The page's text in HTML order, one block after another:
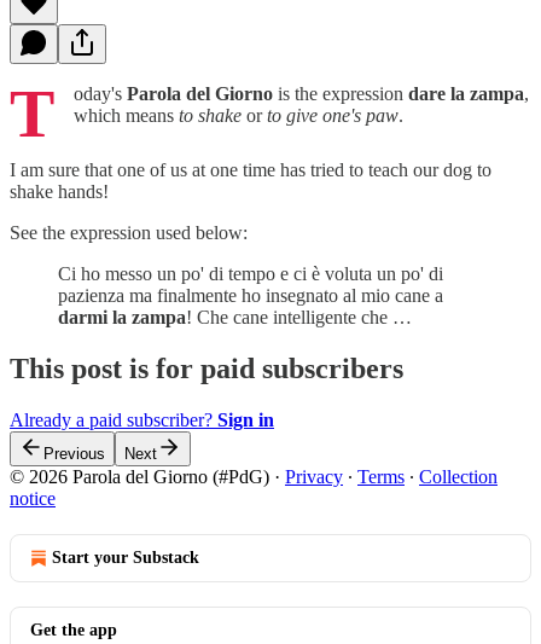
T oday's Parola del Giorno is the expression dare la zampa,
which means to shake orto give one's paw.
I am sure that one of us at one time has tried to teach our dog to
shake hands!
See the expression used below:
Ci ho messo un po' di tempo e ci è voluta un po' di
pazienza ma finalmente ho insegnato al mio cane a
darmi la zampa! Che cane intelligente che …
This post is for paid subscribers
Already a paid subscriber? Sign in
Previous Next
© 2026 Parola del Giorno (#PdG) · Privacy ∙ Terms ∙ Collection
notice
Start your Substack
Get the app